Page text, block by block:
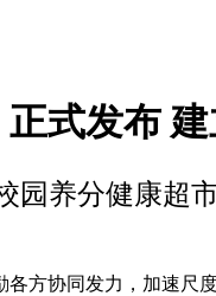
式发布
园养分健康超
协同发力，加速尺